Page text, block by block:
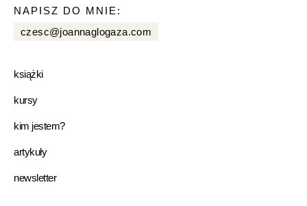
NAPISZ DO MNIE:
czesc@joannaglogaza.com
książki
kursy
kim jestem?
artykuły
newsletter